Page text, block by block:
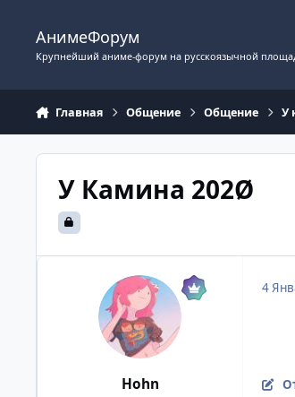
АнимеФорум
Крупнейший аниме-форум на русскоязычной
Главная Общение Общение У
У Камина 202Ø
Hohn
4